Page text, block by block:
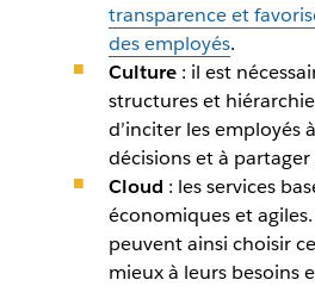
transparence et
des employés.
Culture: il est
structures et
d’inciter les employés
décisions et à partager
Cloud : les services
économiques et
peuvent ainsi choisir
mieux à leurs besoins